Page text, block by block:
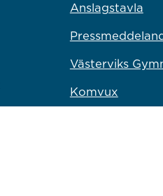
Anslagstavla
Västerviks
Komvux